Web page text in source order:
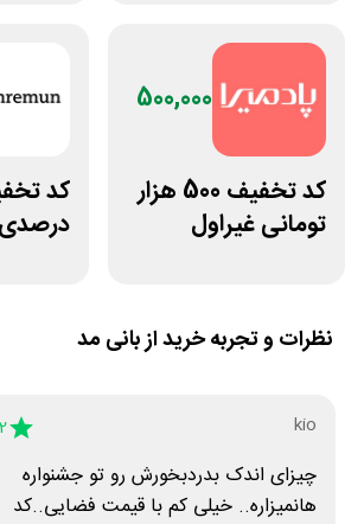
500,000
کد تخفیف 500 هزار
تومانی غیراول
درصدی
نظرات و تجربه خرید ازبانی مد
kio
2
چیزای اندک بدردبخورش رو تو جشنواره
هانمیزاره.. خیلی کم با قیمت فضایی..کد